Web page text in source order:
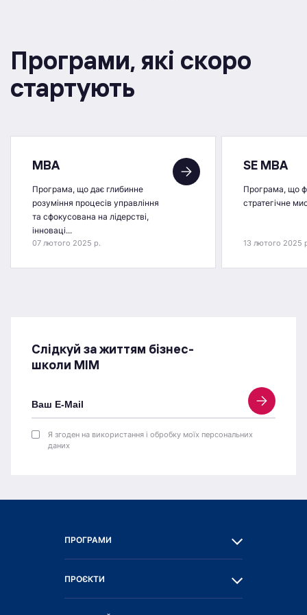
Програми, якi скоро
стартують
MBA
Програма, що дає глибинне
розуміння процесів управління
та сфокусована на лідерстві,
інноваці...
07 лютого 2025 р.
SE MBA
Програма, що
стратегічне
13 лютого 2025
Слідкуй за життям бізнес-
школи МІМ
Я згоден на використання і обробку моїх персональних
даних
ПРОГРАМИ
ПРОЄКТИ